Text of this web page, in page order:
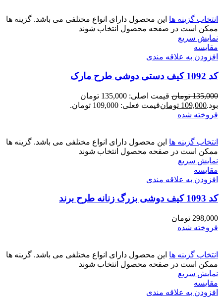
انتخاب گزینه ها این محصول دارای انواع مختلفی می باشد. گزینه ها
ممکن است در صفحه محصول انتخاب شوند
نمایش سریع
مقايسه
افزودن به علاقه مندی
کد 1092 کیف دستی دوشی طرح مارک
135,000 تومان
قیمت اصلی: 135,000 تومان
بود.109,000 تومانقیمت فعلی: 109,000 تومان.
فروخته شده
انتخاب گزینه ها این محصول دارای انواع مختلفی می باشد. گزینه ها
ممکن است در صفحه محصول انتخاب شوند
نمایش سریع
مقايسه
افزودن به علاقه مندی
کد 1093 کیف دوشی بزرگ زنانه طرح برند
298,000 تومان
فروخته شده
انتخاب گزینه ها این محصول دارای انواع مختلفی می باشد. گزینه ها
ممکن است در صفحه محصول انتخاب شوند
نمایش سریع
مقايسه
افزودن به علاقه مندی